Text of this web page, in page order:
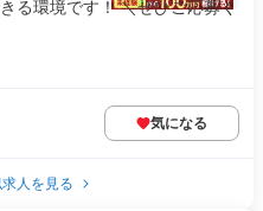
る環境です！ ＼ぜひご応募く
気になる
人を見る